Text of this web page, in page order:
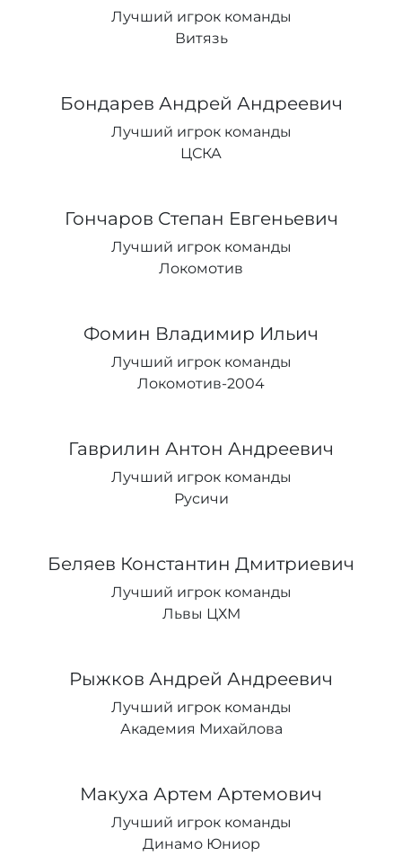
Лучший игрок команды
Витязь
Бондарев Андрей Андреевич
Лучший игрок команды
ЦСКА
Гончаров Степан Евгеньевич
Лучший игрок команды
Локомотив
Фомин Владимир Ильич
Лучший игрок команды
Локомотив-2004
Гаврилин Антон Андреевич
Лучший игрок команды
Русичи
Беляев Константин Дмитриевич
Лучший игрок команды
Львы ЦХМ
Рыжков Андрей Андреевич
Лучший игрок команды
Академия Михайлова
Макуха Артем Артемович
Лучший игрок команды
Динамо Юниор